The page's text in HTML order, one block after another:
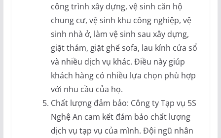
công trình xây dựng, vệ sinh căn hộ
chung cư, vệ sinh khu công nghiệp, vệ
sinh nhà ở, làm vệ sinh sau xây dựng,
giặt thảm, giặt ghế sofa, lau kính cửa sổ
và nhiều dịch vụ khác. Điều này giúp
khách hàng có nhiều lựa chọn phù hợp
với nhu cầu của họ.
Chất lượng đảm bảo: Công ty Tạp vụ 5S
Nghệ An cam kết đảm bảo chất lượng
dịch vụ tạp vụ của mình. Đội ngũ nhân